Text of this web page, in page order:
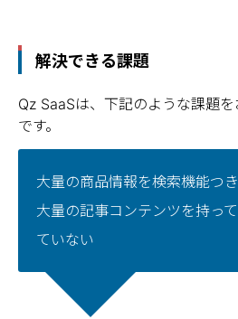
解決できる課題
Qz SaaSは、下記のような課題
です。
大量の商品情報を検索機能つ
大量の記事コンテンツを持っ
ていない